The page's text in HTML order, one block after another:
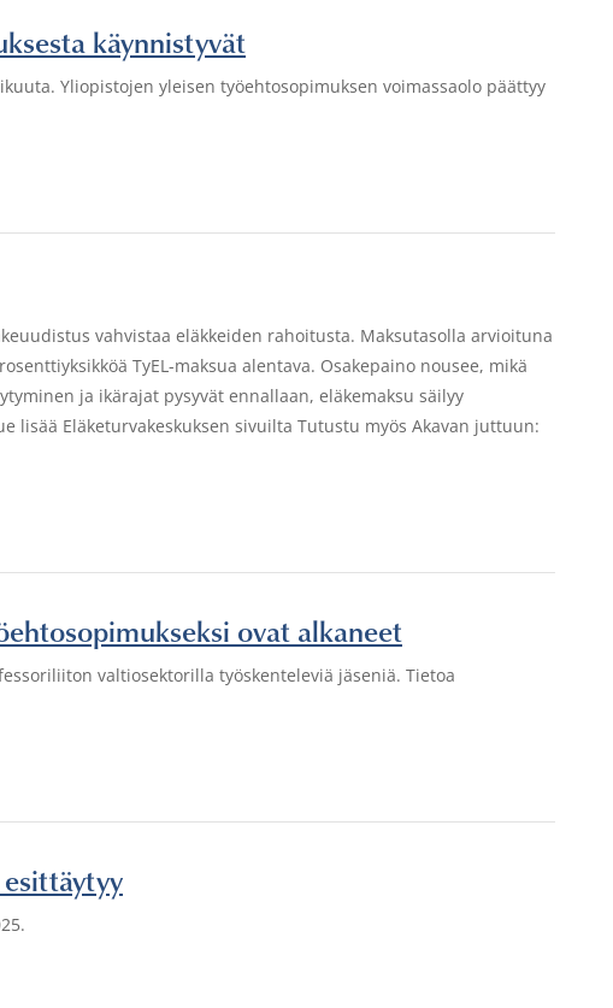
käynnistyvät
Yliopistojen yleisen työehtosopimuksen voimassaolo päättyy
vahvistaa eläkkeiden rahoitusta. Maksutasolla arvioituna
TyEL-maksua alentava. Osakepaino nousee, mikä
ja ikärajat pysyvät ennallaan, eläkemaksu säilyy
lisää Eläketurvakeskuksen sivuilta Tutustu myös Akavan juttuun:
ovat alkaneet
valtiosektorilla työskenteleviä jäseniä. Tietoa